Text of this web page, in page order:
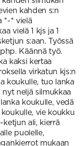
kahden s:n
*-* vielä
vielä 1 kjs ja 1
s:aan. Työssä
Käännä työ.
kaksi kertaa
virkatun kjs:n
koukulle, tuo lanka
neljä silmukkaa
koukulle, vedä
vie koukku
ketjun ali, kierrä
puolelle,
mukaan